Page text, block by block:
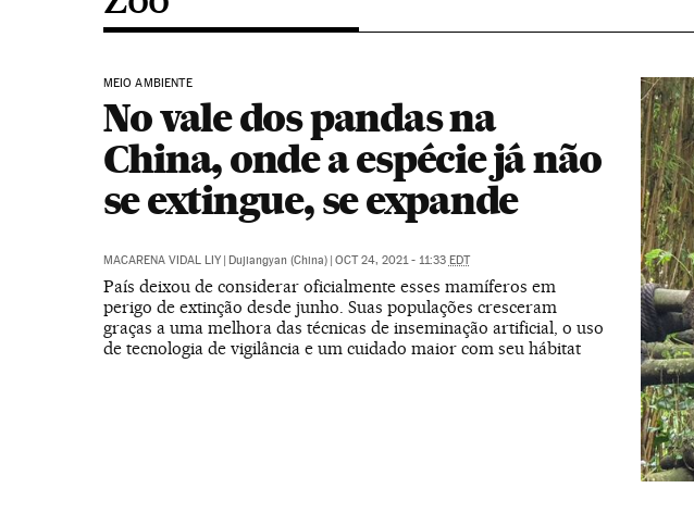
MEIO AMBIENTE
No vale dos pandas na
China, onde a espécie já não
se extingue, se expande
MACARENA VIDAL LIY | Dujiangyan (China) | OCT 24, 2021 - 11:33 EDT
País deixou de considerar oficialmente esses mamíferos em
perigo de extinção desde junho. Suas populações cresceram
graças a uma melhora das técnicas de inseminação artificial, o uso
de tecnologia de vigilância e um cuidado maior com seu hábitat